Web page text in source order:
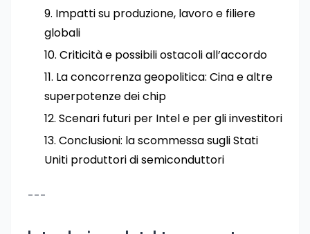
Impatti su produzione, lavoro e filiere
globali
Criticità e possibili ostacoli all’accordo
La concorrenza geopolitica: Cina e altre
superpotenze dei chip
Scenari futuri per Intel e per gli investitori
Conclusioni: la scommessa sugli Stati
Uniti produttori di semiconduttori
---